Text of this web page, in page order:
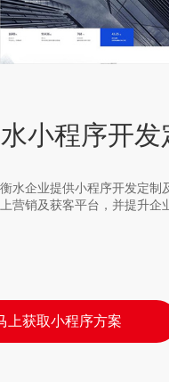
小程序开发
水企业提供小程序开发定
营销及获客平台，并提升企
上获取小程序方案